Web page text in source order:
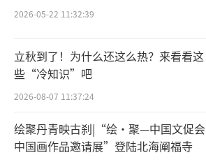
2026-05-22 11:32:39
立秋到了！为什么还这么热？来看看这
些“冷知识”吧
2026-08-07 11:37:24
绘聚丹青映古刹|“绘·聚—中国文促会
中国画作品邀请展”登陆北海阐福寺